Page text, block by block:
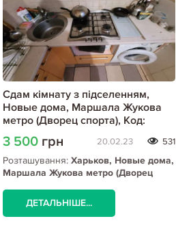
Сдам кімнату з підселенням,
Новые дома, Маршала Жукова
метро (Дворец спорта), Код:
797305/1
3 500 грн 20.02.23 531
Розташування: Харьков, Новые дома,
Маршала Жукова метро (Дворец
ДЕТАЛЬНІШЕ...